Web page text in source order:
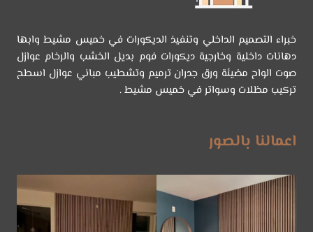
اسعار
بديل
الرخام
خميس
مشيط
خبراء التصميم الداخلي وتنفيذ الديكورات في خميس مشيط وابها
دهانات داخلية وخارجية ديكورات فوم بديل الخشب والرخام عوازل
صوت الواح مضيئة ورق جدران ترميم وتشطيب مباني عوازل اسطح
تركيب مظلات وسواتر في خميس مشيط .
اعمالنا بالصور